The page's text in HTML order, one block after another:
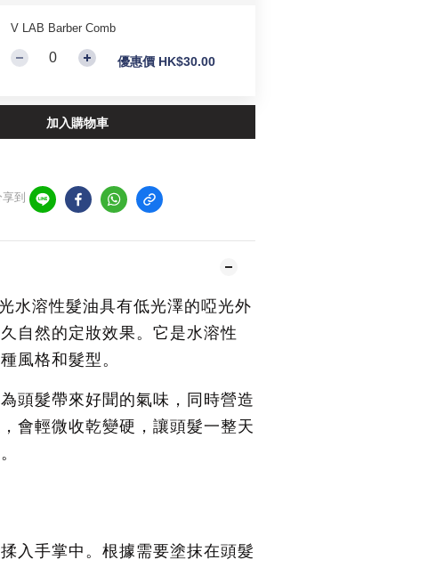
V LAB Barber Comb
優惠價 HK$30.00
加入購物車
到
水溶性髮油具有低光澤的啞光外
自然的定妝效果。 它是水溶性
風格和髮型。
頭髮帶來好聞的氣味，同時營造
會輕微收乾變硬 ， 讓頭髮一整天
入手掌中。根據需要塗抹在頭髮